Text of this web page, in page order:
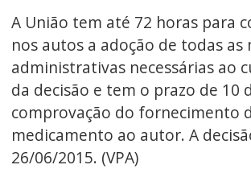
A União tem até 72 horas para
nos autos a adoção de todas as
administrativas necessárias ao
da decisão e tem o prazo de 10
comprovação do fornecimento
medicamento ao autor. A
26/06/2015. (VPA)